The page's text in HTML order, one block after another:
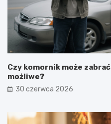
Czy komornik może
możliwe?
30 czerwca 2026